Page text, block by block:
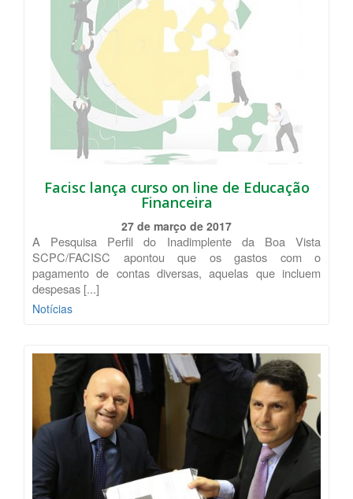
Facisc lança curso on line de Educação
Financeira
27 de março de 2017
A Pesquisa Perfil do Inadimplente da Boa Vista
SCPC/FACISC apontou que os gastos com o
pagamento de contas diversas, aquelas que incluem
despesas [...]
Notícias